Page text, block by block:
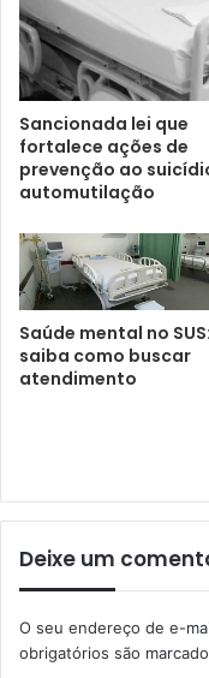
Sancionada lei que
fortalece ações de
prevenção ao
automutilação
Saúde mental no SUS:
saiba como buscar
atendimento
Deixe um
O seu endereço de e-
obrigatórios são